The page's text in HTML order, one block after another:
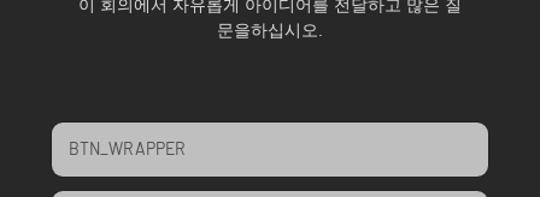
이 회의에서 자유롭게 아이디어를 전달하고 많은 질
문을하십시오.
BTN_WRAPPER